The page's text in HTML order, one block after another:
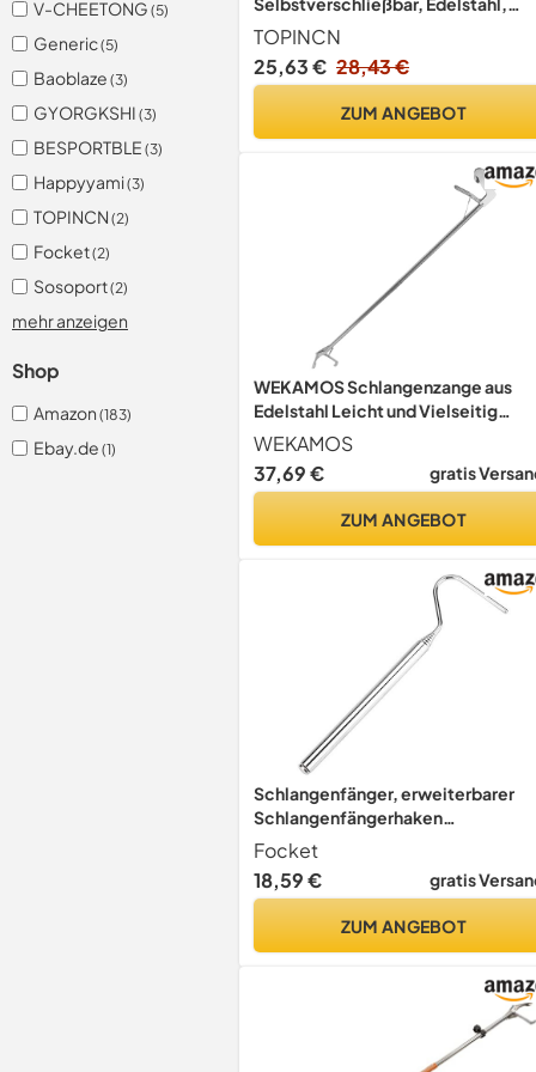
V-CHEETONG (5)
Generic(5)
Baoblaze (3)
GYORGKSHI (3)
BESPORTBLE (3)
Happyyami(3)
TOPINCN (2)
Focket(2)
Sosoport(2)
mehr anzeigen
Shop
Amazon (183)
Ebay.de (1)
Stark, Sicher, Reptiliengreifer,
Fangzange für Schlangen, Werkzeug
Zur Handhabung von Reptilien,
TOPINCN
25,63 € 28,43 €
ZUM ANGEBOT
WEKAMOS Schlangenzange aus
Edelstahl Leicht und Vielseitig
Schlangenfangwerkzeug für Garten
und Bergarbeit Praktischer
Schlangengreifer
WEKAMOS
37,69 €
gratis
ZUM ANGEBOT
Schlangenfänger, erweiterbarer
Schlangenfängerhaken
Schlangenhaken, Schlangenzange,
für Schlangenreptil
Focket
18,59 €
gratis
ZUM ANGEBOT